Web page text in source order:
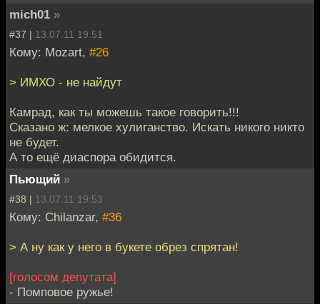
mich01 »
#37 | 13.07.11 19:51
Кому: Mozart, #26
> ИМХО - не найдут
Камрад, как ты можешь такое говорить!!!
Сказано ж: мелкое хулиганство. Искать никого никто
не будет.
А то ещё диаспора обидится.
Пьющий »
#38 | 13.07.11 19:53
Кому: Chilanzar, #36
> А ну как у него в букете обрез спрятан!
[голосом депутата]
- Помповое ружье!